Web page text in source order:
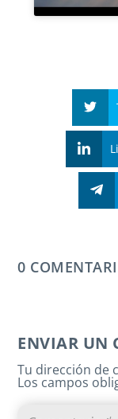
0
ENVIAR UN
Tu dirección de
Los campos